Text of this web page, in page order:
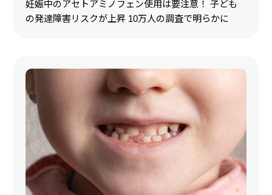
妊娠中のアセトアミノフェン使用は要注意！ 子ども
の発達障害リスクが上昇 10万人の調査で明らかに